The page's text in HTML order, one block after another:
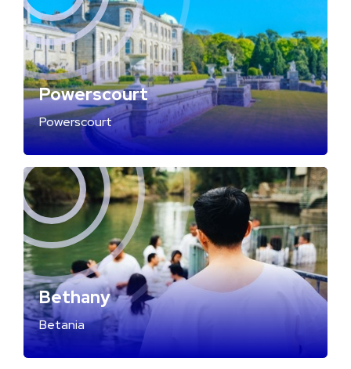
Powerscourt
Powerscourt
Bethany
Betania